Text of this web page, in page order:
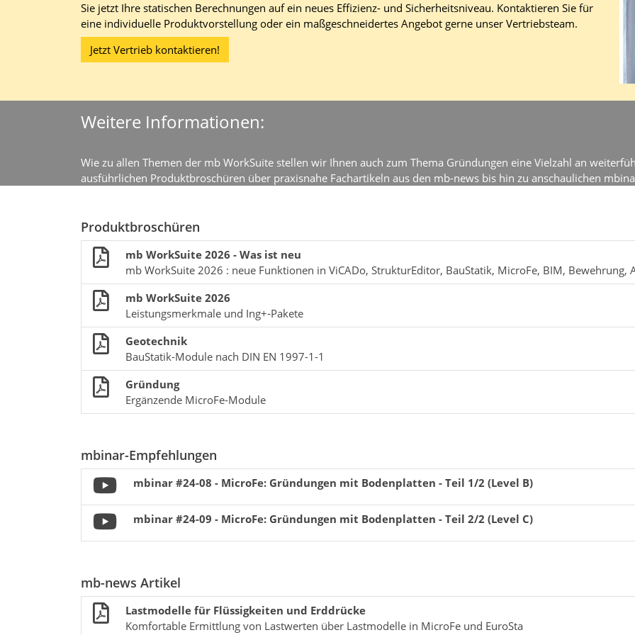
Sie jetzt Ihre statischen Berechnungen auf ein neues Effizienz- und Sicherheitsniveau. Kontaktieren Sie für
eine individuelle Produktvorstellung oder ein maßgeschneidertes Angebot gerne unser Vertriebsteam.
Jetzt Vertrieb kontaktieren!
Weitere Informationen:
Wie zu allen Themen der mb WorkSuite stellen wir Ihnen auch zum Thema Gründungen eine Vielzahl an
ausführlichen Produktbroschüren über praxisnahe Fachartikeln aus den mb-news bis hin zu anschaulichen
Produktbroschüren
mb WorkSuite 2026 - Was ist neu
mb WorkSuite 2026 : neue Funktionen in ViCADo, StrukturEditor, BauStatik, MicroFe, BIM, Bewehrung,
mb WorkSuite 2026
Leistungsmerkmale und Ing+-Pakete
Geotechnik
BauStatik-Module nach DIN EN 1997-1-1
Gründung
Ergänzende MicroFe-Module
mbinar-Empfehlungen
mbinar #24-08 - MicroFe: Gründungen mit Bodenplatten - Teil 1/2 (Level B)
mbinar #24-09 - MicroFe: Gründungen mit Bodenplatten - Teil 2/2 (Level C)
mb-news Artikel
Lastmodelle für Flüssigkeiten und Erddrücke
Komfortable Ermittlung von Lastwerten über Lastmodelle in MicroFe und EuroSta